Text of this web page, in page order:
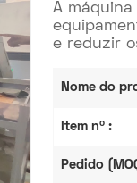
A
e reduzir
Nome do
Item nº :
Pedido